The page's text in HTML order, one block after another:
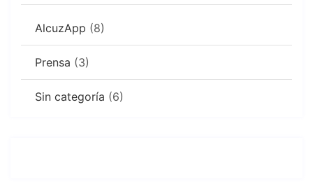
AlcuzApp (8)
Prensa (3)
Sin categoría (6)